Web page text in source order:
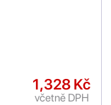
1,328 Kč
včetně DPH